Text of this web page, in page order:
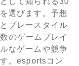
選びます。予想
プレースタイル
のゲームプレイ
なゲームや競争
。esportsコン